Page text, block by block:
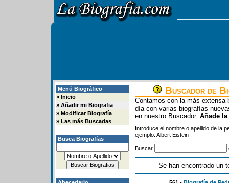
Menú Biográfico
» Inicio
» Añadir mi Biografia
» Modificar Biografía
» Las más Buscadas
Busca Biografías
Buscador de
Contamos con la más extensa
día con varias biografías
en nuestro Buscador. Añade
Introduce el nombre o apellido de la
ejemplo: Albert Eistein
Buscar
Se han encontrado un